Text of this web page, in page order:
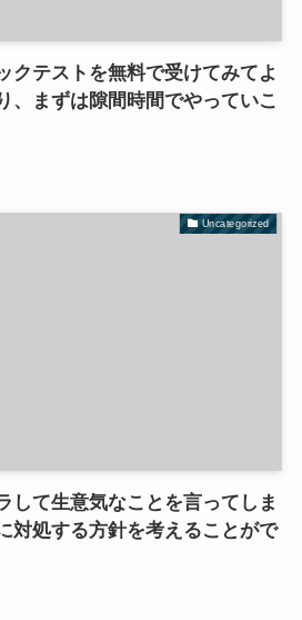
クテストを無料で受けてみてよ
、まずは隙間時間でやっていこ
Uncategorized
して生意気なことを言ってしま
対処する方針を考えることがで